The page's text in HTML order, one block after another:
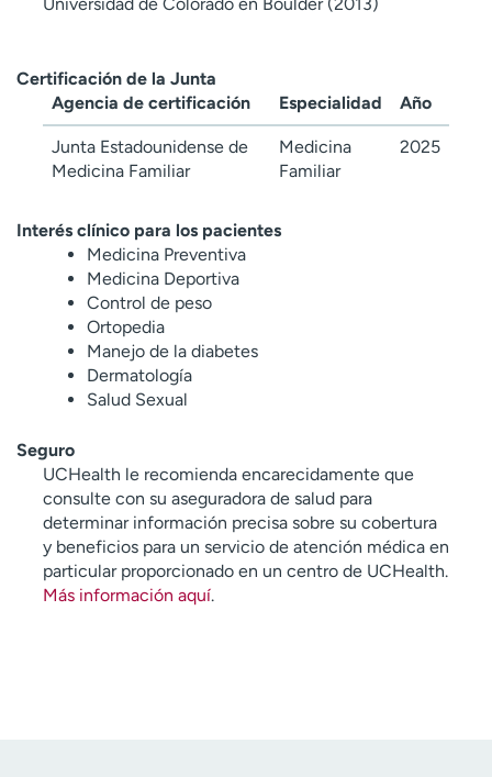
Certificación de la Junta
Agencia de certificación
Especialidad Año
Junta Estadounidense de
Medicina Familiar
Medicina
Familiar
2025
Interés clínico para los pacientes
Medicina Preventiva
Medicina Deportiva
Control de peso
Ortopedia
Manejo de la diabetes
Dermatología
Salud Sexual
Seguro
UCHealth le recomienda encarecidamente que
consulte con su aseguradora de salud para
determinar información precisa sobre su cobertura
y beneficios para un servicio de atención médica en
particular proporcionado en un centro de UCHealth.
Más información aquí.